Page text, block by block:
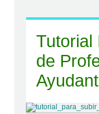
Tutorial
de